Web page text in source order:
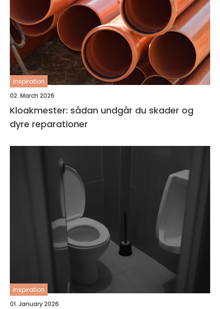
inspiration
02. March 2026
Kloakmester: sådan undgår du skader og
dyre reparationer
inspiration
01. January 2026